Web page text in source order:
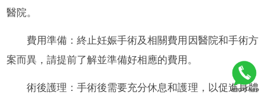
醫院。
費用準備：終止妊娠手術及相關費用因醫院和手術方
案而異，請提前了解並準備好相應的費用。
術後護理：手術後需要充分休息和護理，以促進身體